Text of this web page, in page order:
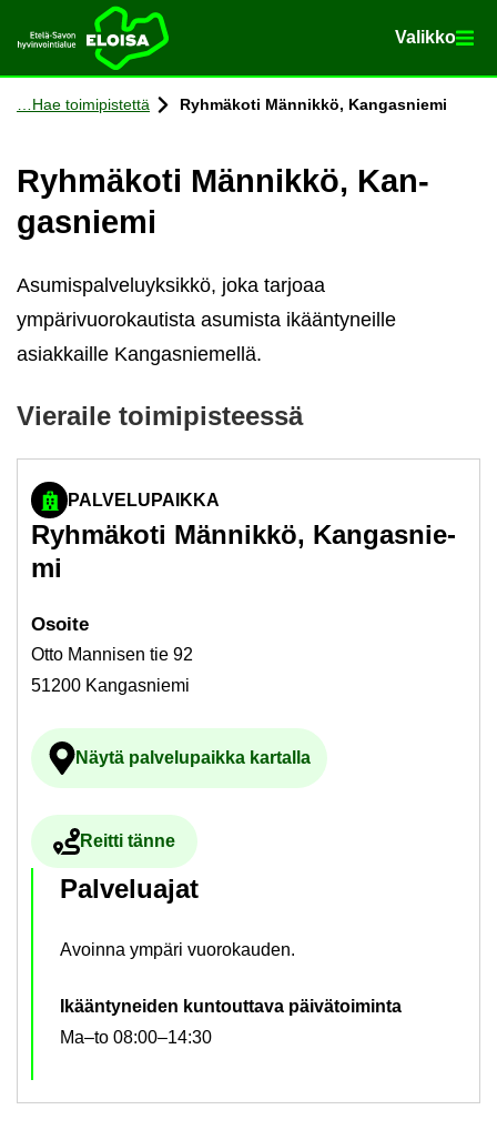
Etusi­vu Va­lik­ko
Va­lik­ko
Siir­ry si­säl­töön
Hae toi­mi­pis­tet­tä Ryh­mä­ko­ti Män­nik­kö, Kan­gas­nie­mi
Ryh­mä­ko­ti Män­nik­kö, Kan­
gas­nie­mi
Asumispalveluyksikkö, joka tarjoaa
ympärivuorokautista asumista ikääntyneille
asiakkaille Kangasniemellä.
Vie­rai­le toi­mi­pis­tees­sä
PALVELUPAIKKA
Ryh­mä­ko­ti Män­nik­kö, Kan­gas­nie­
mi
Osoi­te
Otto Mannisen tie 92
51200 Kangasniemi
Ul­koi­nen pal­ve­lu avau­tuu uu­del­le
Näytä pal­ve­lu­paik­ka kar­tal­la
Ul­koi­nen pal­ve­lu avau­tuu uu­del­le vä­li­leh­del­le
Reit­ti tänne
Pal­ve­lua­jat
Avoin­na ym­pä­ri vuo­ro­kau­den.
Ikääntyneiden kuntouttava päivätoiminta
Ma–to 08:00–14:30